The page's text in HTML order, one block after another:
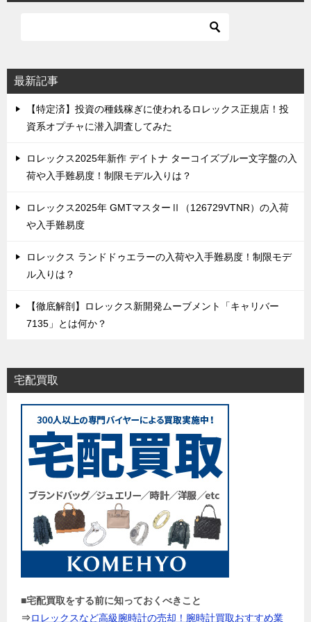
最新記事
【特定済】投資の種銭稼ぎに使われるロレックス正規店！投
資系オプチャに潜入調査してみた
ロレックス2025年新作 デイトナ ターコイズブルー文字盤の入
荷や入手難易度！制限モデル入りは？
ロレックス2025年 GMTマスターⅡ（126729VTNR）の入荷
や入手難易度
ロレックス ランドドゥエラーの入荷や入手難易度！制限モデ
ル入りは？
【徹底解剖】ロレックス新開発ムーブメント「キャリバー
7135」とは何か？
宅配買取
■宅配買取をする前に知っておくべきこと
⇒ロレックスなど高級腕時計の売却！腕時計買取おすすめ業